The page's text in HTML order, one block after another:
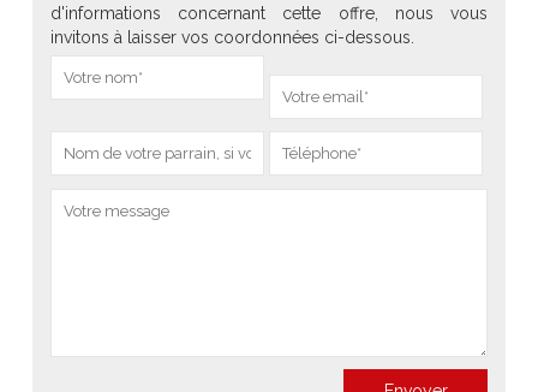
d'informations concernant cette offre, nous vous
invitons à laisser vos coordonnées ci-dessous.